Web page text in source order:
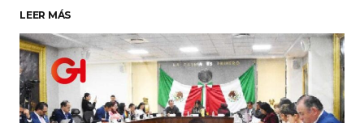
Su nombre*
Tu correo electrónico*
LEER MÁS